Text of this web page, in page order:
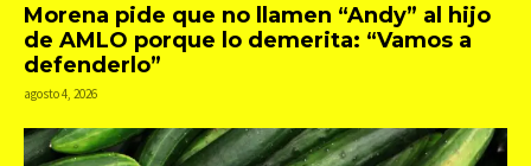
Morena pide que no llamen “Andy” al hijo
de AMLO porque lo demerita: “Vamos a
defenderlo”
agosto 4, 2026